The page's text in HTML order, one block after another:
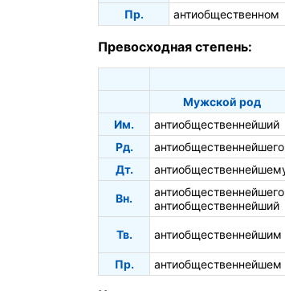
Пр. антиобщественном
Превосходная степень:
Мужской род
Им.
антиобщественнейший
Рд.
антиобщественнейшего
Дт.
Вн.
антиобщественнейшего
антиобщественнейший
Тв. антиобщественнейшим
Пр. антиобщественнейшем